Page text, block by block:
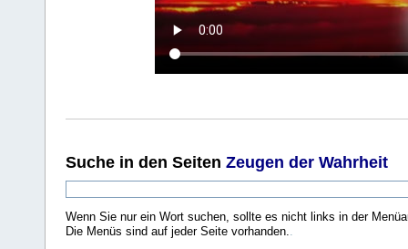
Suche in den Seiten Zeugen der Wahrheit
Wenn Sie nur ein Wort suchen, sollte es nicht links in der
Die Menüs sind auf jeder Seite vorhanden..